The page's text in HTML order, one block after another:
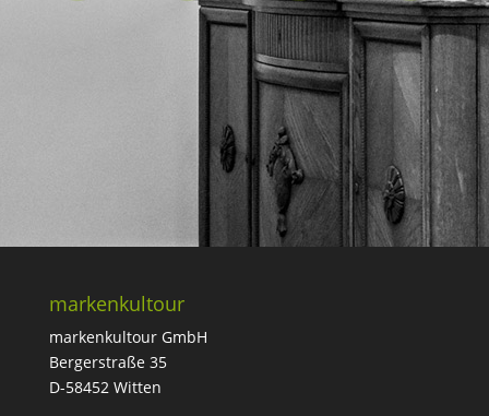
markenkultour
markenkultour GmbH
Bergerstraße 35
D-58452 Witten